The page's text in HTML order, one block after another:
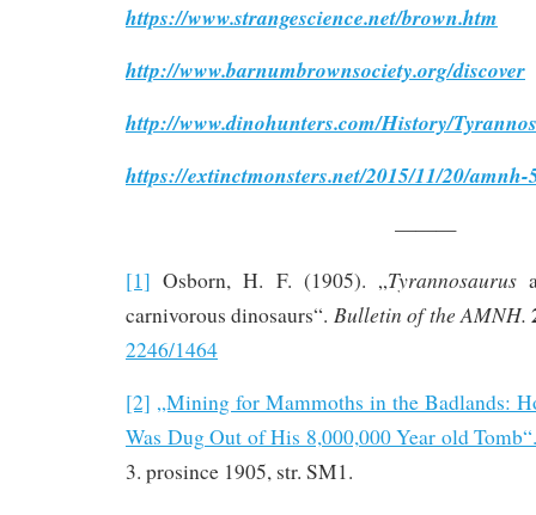
https://www.strangescience.net/brown.htm
http://www.barnumbrownsociety.org/discover
http://www.dinohunters.com/History/
https://extinctmonsters.net/2015/11/20/amnh-
———
[1] Osborn, H. F. (1905). „Tyrannosaurus
carnivorous dinosaurs“. Bulletin of the AMNH.
2246/1464
[2] „Mining for Mammoths in the Badlands:
Was Dug Out of His 8,000,000 Year old
3. prosince 1905, str. SM1.